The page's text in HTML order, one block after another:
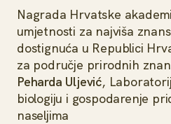
Nagrada Hrvatske
umjetnosti za najviša
dostignuća u Republici
za područje prirodnih
Peharda Uljević,
biologiju i gospodarenje
naseljima